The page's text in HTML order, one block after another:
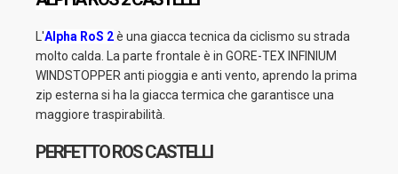
L'Alpha RoS 2è una giacca tecnica da ciclismo su strada
molto calda. La parte frontale è in GORE-TEX INFINIUM
WINDSTOPPER anti pioggia e anti vento, aprendo la prima
zip esterna si ha la giacca termica che garantisce una
maggiore traspirabilità.
PERFETTO ROS CASTELLI